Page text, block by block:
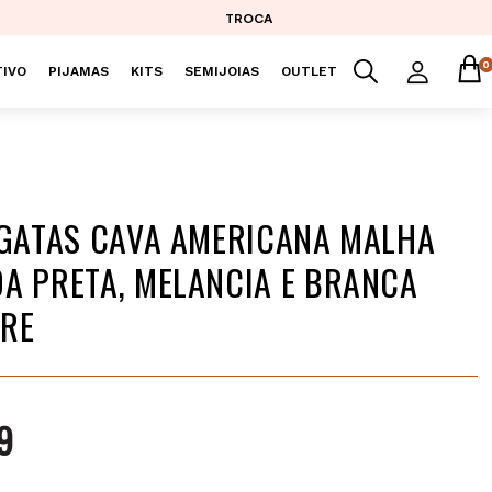
TROCA
PIJAMAS KITS SEMIJOIAS OUTLET 0
CAVA AMERICANA MALHA
PRETA, MELANCIA E BRANCA